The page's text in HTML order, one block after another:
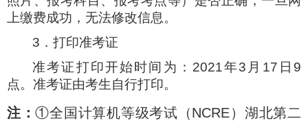
上缴费成功，无法修改信息。
3 ．打印准考证
准考证打印开始时间为： 2021年3 月 17 日 9
点。准考证由考生自行打印。
注：①全国计算机等级考试（NCRE）湖北第二